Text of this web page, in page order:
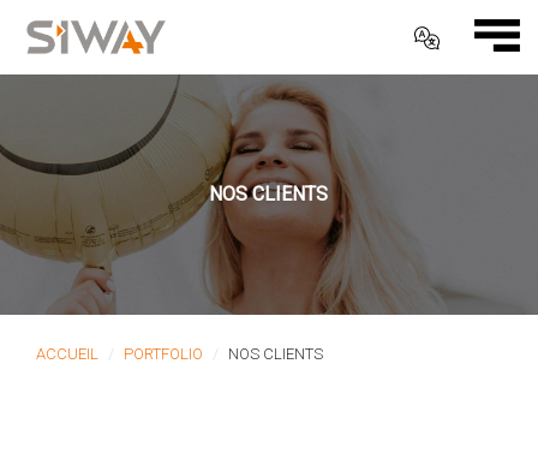
NOS CLIENTS
ACCUEIL PORTFOLIO NOS CLIENTS